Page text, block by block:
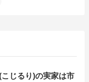
じるり)の実家は市